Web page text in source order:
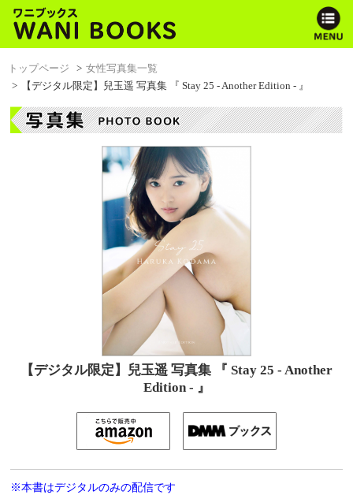
トップページ
女性写真集一覧
【デジタル限定】兒玉遥 写真集 『 Stay 25 - Another Edition - 』
【デジタル限定】兒玉遥 写真集 『 Stay 25 - Another
Edition - 』
※本書はデジタルのみの配信です